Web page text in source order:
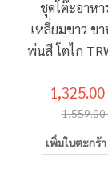
ชุดโต๊ะอาห
เหลี่ยมขาว ข
พ่นสี โตไก
1,559.00
เพิ่มในตะกร้า